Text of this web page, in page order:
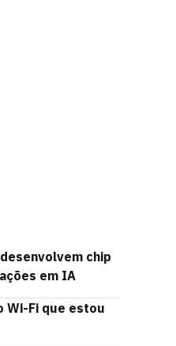
chip
em IA
Wi-Fi que estou